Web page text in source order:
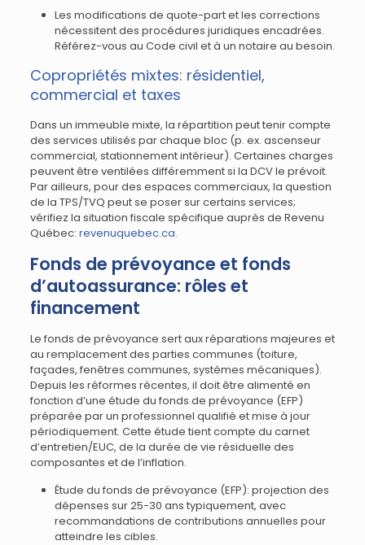
Les modifications de quote-part et les corrections
nécessitent des procédures juridiques encadrées.
Référez-vous au Code civil et à un notaire au besoin.
Copropriétés mixtes: résidentiel,
commercial et taxes
Dans un immeuble mixte, la répartition peut tenir compte
des services utilisés par chaque bloc (p. ex. ascenseur
commercial, stationnement intérieur). Certaines charges
peuvent être ventilées différemment si la DCV le prévoit.
Par ailleurs, pour des espaces commerciaux, la question
de la TPS/TVQ peut se poser sur certains services;
vérifiez la situation fiscale spécifique auprès de Revenu
Québec: revenuquebec.ca.
Fonds de prévoyance et fonds
d’autoassurance: rôles et
financement
Le fonds de prévoyance sert aux réparations majeures et
au remplacement des parties communes (toiture,
façades, fenêtres communes, systèmes mécaniques).
Depuis les réformes récentes, il doit être alimenté en
fonction d’une étude du fonds de prévoyance (EFP)
préparée par un professionnel qualifié et mise à jour
périodiquement. Cette étude tient compte du carnet
d’entretien/EUC, de la durée de vie résiduelle des
composantes et de l’inflation.
Étude du fonds de prévoyance (EFP): projection des
dépenses sur 25-30 ans typiquement, avec
recommandations de contributions annuelles pour
atteindre les cibles.